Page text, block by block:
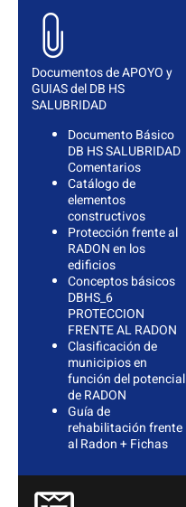
Documentos de APOYO y
GUIAS del DB HS
SALUBRIDAD
Documento Básico
DB HS SALUBRIDAD
Comentarios
Catálogo de
elementos
constructivos
Protección frente al
RADON en los
edificios
Conceptos básicos
DBHS_6
PROTECCION
FRENTE AL RADON
Clasificación de
municipios en
función del potencial
de RADON
Guía de
rehabilitación frente
al Radon + Fichas